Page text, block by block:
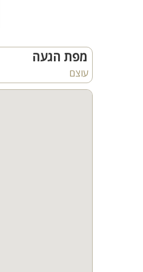
פינת מנגל עם משטח
מידע נוסף:
קיימת חנייה לאורחי
מפת הגעה
עוצם